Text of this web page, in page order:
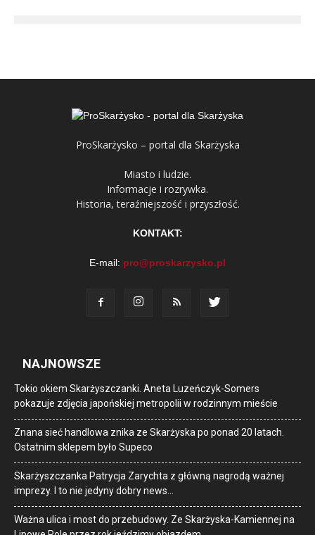
ProSkarżysko – portal dla Skarżyska
Miasto i ludzie.
Informacje i rozrywka.
Historia, teraźniejszość i przyszłość.
KONTAKT:
E-mail: pro@proskarzysko.pl
NAJNOWSZE
Tokio okiem Skarżyszczanki. Aneta Luzeńczyk-Somers
pokazuje zdjęcia japońskiej metropolii w rodzinnym mieście
Znana sieć handlowa znika ze Skarżyska po ponad 20 latach.
Ostatnim sklepem było Supeco
Skarżyszczanka Patrycja Zarychta z główną nagrodą ważnej
imprezy. I to nie jedyny dobry news…
Ważna ulica i most do przebudowy. Ze Skarżyska-Kamiennej na